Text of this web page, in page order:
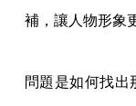
補，讓人物形象
問題是如何找出